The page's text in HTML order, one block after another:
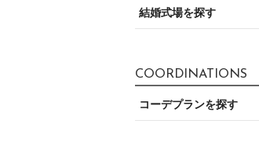
結婚式場を探す
COORDINATIONS
コーデプランを探す